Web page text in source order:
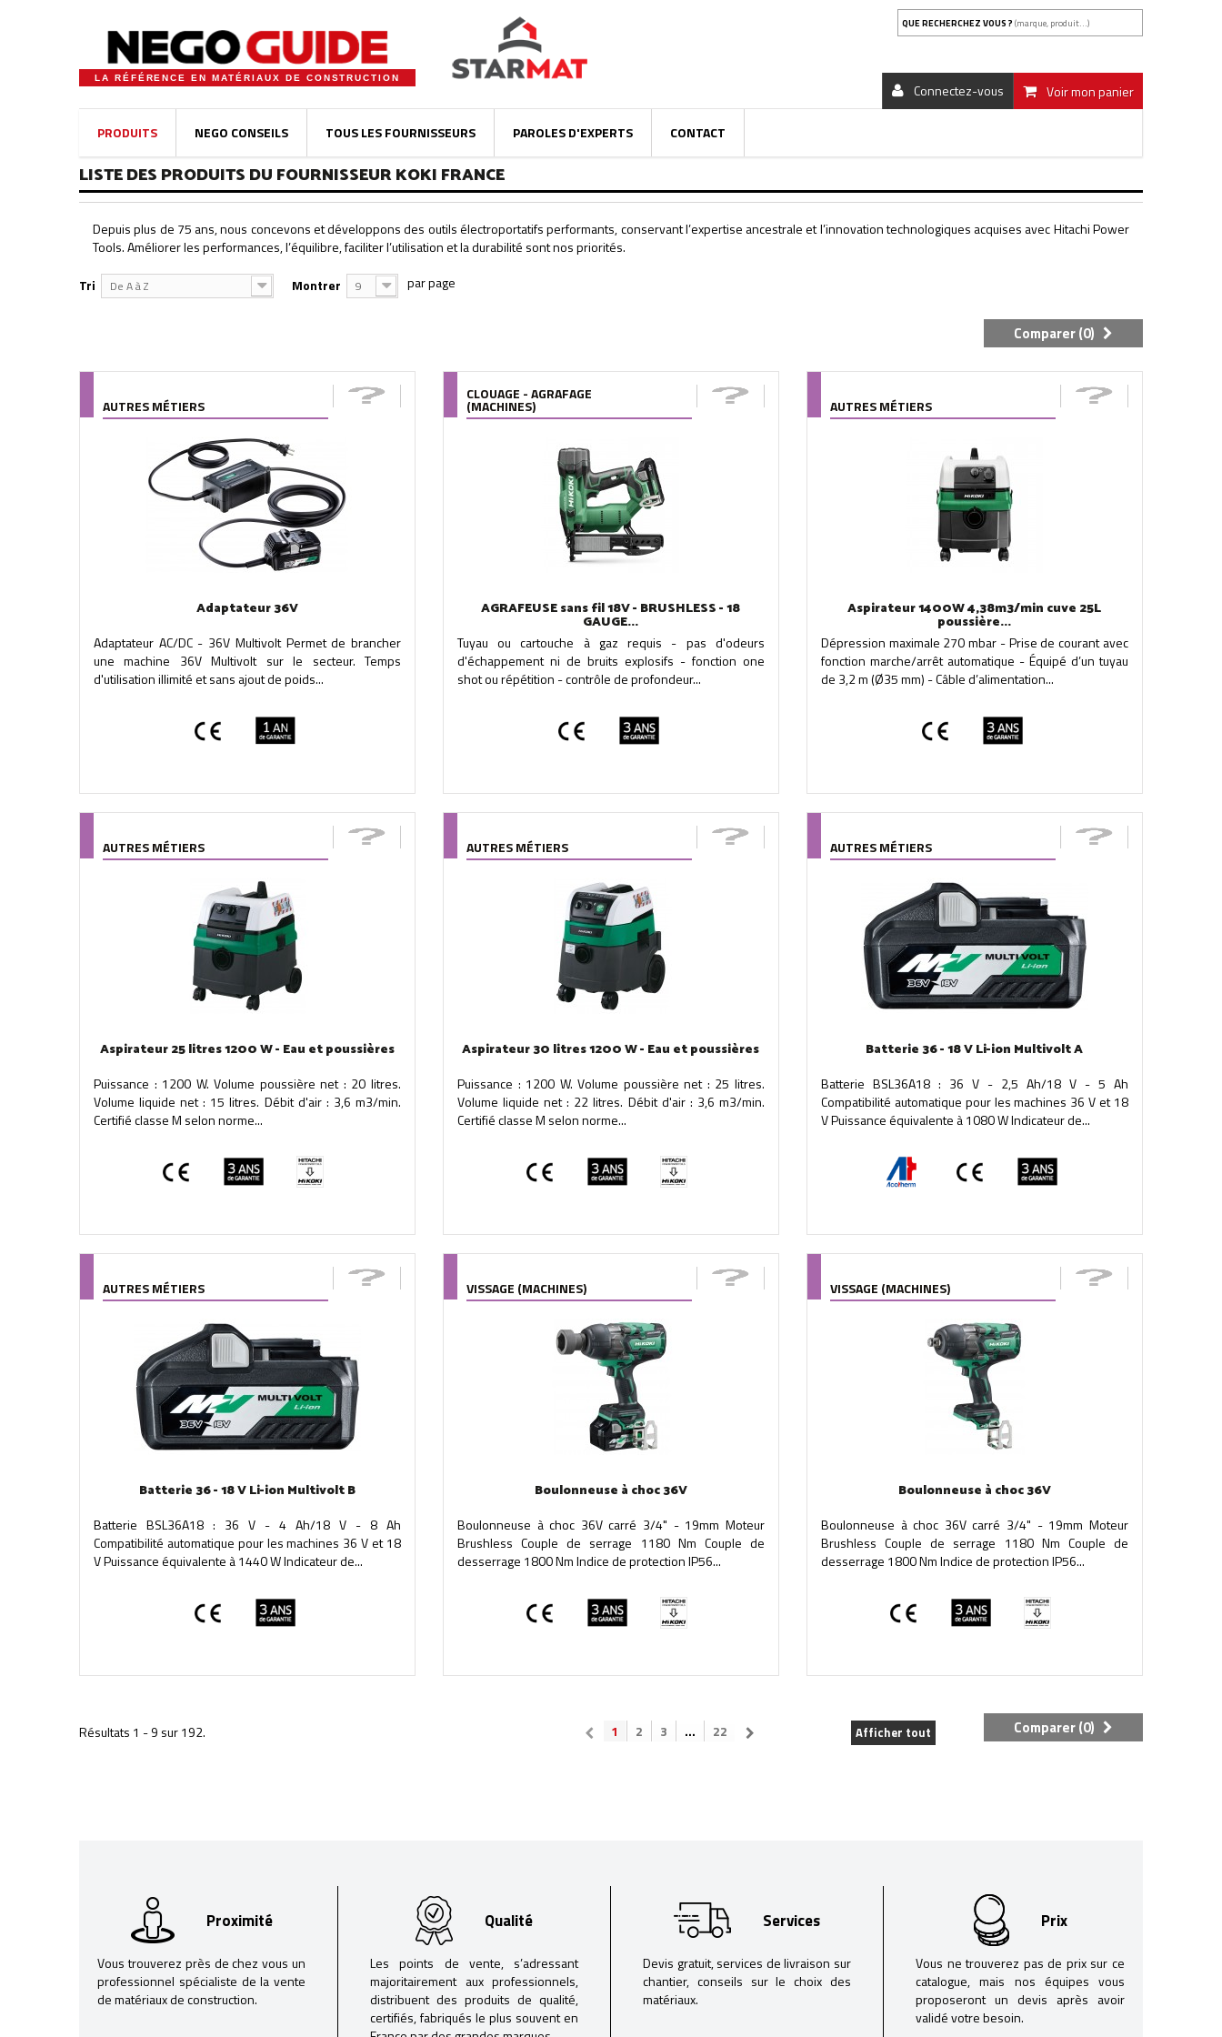
LA RÉFÉRENCE EN MATÉRIAUX DE CONSTRUCTION
QUE RECHERCHEZ VOUS ? (marque, produit...)
Voir mon panier
Connectez-vous
PRODUITS NEGO CONSEILS TOUS LES FOURNISSEURS PAROLES D'EXPERTS CONTACT
LISTE DES PRODUITS DU FOURNISSEUR KOKI FRANCE
Depuis plus de 75 ans, nous concevons et développons des outils électroportatifs performants, conservant l’expertise ancestrale et l’innovation technologiques acquises avec Hitachi Power
Tools. Améliorer les performances, l’équilibre, faciliter l’utilisation et la durabilité sont nos priorités.
Tri
De A à Z Montrer 9
Comparer (0)
AUTRES MÉTIERS
Adaptateur 36V
Adaptateur AC/DC - 36V Multivolt Permet de brancher
une machine 36V Multivolt sur le secteur. Temps
d'utilisation illimité et sans ajout de poids...
CLOUAGE - AGRAFAGE
(MACHINES)
AGRAFEUSE sans fil 18V - BRUSHLESS - 18
GAUGE...
Tuyau ou cartouche à gaz requis - pas d'odeurs
d'échappement ni de bruits explosifs - fonction one
shot ou répétition - contrôle de profondeur...
AUTRES MÉTIERS
Aspirateur 1400W 4,38m3/min cuve 25L
poussière...
Dépression maximale 270 mbar - Prise de courant avec
fonction marche/arrêt automatique - Équipé d’un tuyau
de 3,2 m (Ø35 mm) - Câble d’alimentation...
AUTRES MÉTIERS
Aspirateur 25 litres 1200 W - Eau et poussières
Puissance : 1200 W. Volume poussière net : 20 litres.
Volume liquide net : 15 litres. Débit d'air : 3,6 m3/min.
Certifié classe M selon norme...
AUTRES MÉTIERS
Aspirateur 30 litres 1200 W - Eau et poussières
Puissance : 1200 W. Volume poussière net : 25 litres.
Volume liquide net : 22 litres. Débit d'air : 3,6 m3/min.
Certifié classe M selon norme...
AUTRES MÉTIERS
Batterie 36 - 18 V Li-ion Multivolt A
Batterie BSL36A18 : 36 V - 2,5 Ah/18 V - 5 Ah
Compatibilité automatique pour les machines 36 V et 18
V Puissance équivalente à 1080 W Indicateur de...
AUTRES MÉTIERS
Batterie 36 - 18 V Li-ion Multivolt B
Batterie BSL36A18 : 36 V - 4 Ah/18 V - 8 Ah
Compatibilité automatique pour les machines 36 V et 18
V Puissance équivalente à 1440 W Indicateur de...
VISSAGE (MACHINES)
Boulonneuse à choc 36V
Boulonneuse à choc 36V carré 3/4" - 19mm Moteur
Brushless Couple de serrage 1180 Nm Couple de
desserrage 1800 Nm Indice de protection IP56...
VISSAGE (MACHINES)
Boulonneuse à choc 36V
Boulonneuse à choc 36V carré 3/4" - 19mm Moteur
Brushless Couple de serrage 1180 Nm Couple de
desserrage 1800 Nm Indice de protection IP56...
Comparer (0)
Afficher tout
1 2 3 ... 22
Résultats 1 - 9 sur 192.
Proximité
Vous trouverez près de chez vous un
professionnel spécialiste de la vente
de matériaux de construction.
Qualité
Les points de vente, s’adressant
majoritairement aux professionnels,
distribuent des produits de qualité,
certifiés, fabriqués le plus souvent en
Services
Devis gratuit, services de livraison sur
chantier, conseils sur le choix des
matériaux.
Prix
Vous ne trouverez pas de prix sur ce
catalogue, mais nos équipes vous
proposeront un devis après avoir
validé votre besoin.